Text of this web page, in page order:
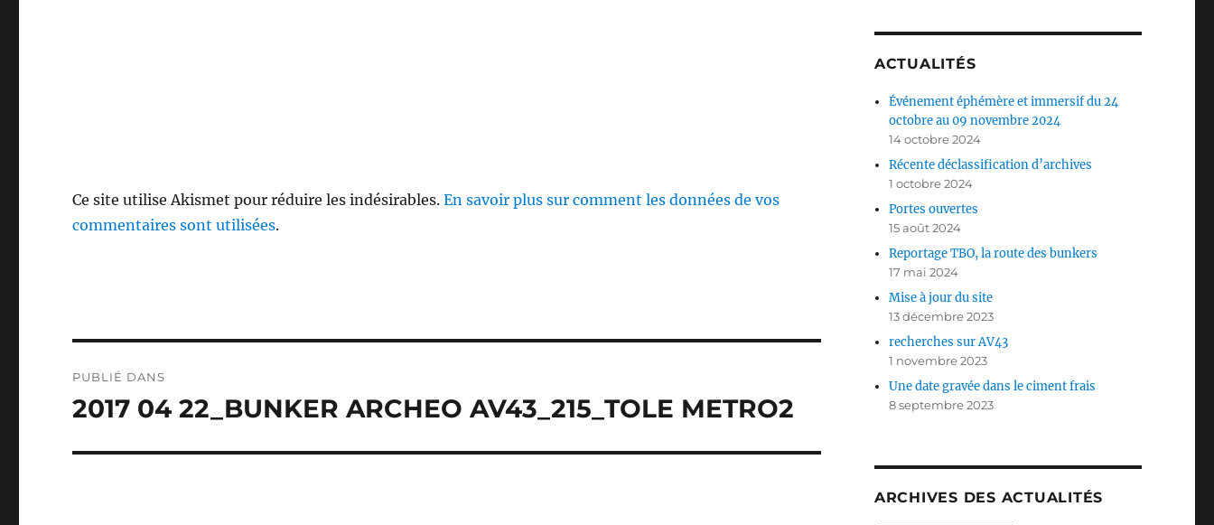
Ce site utilise Akismet pour réduire les indésirables.En savoir plus sur comment les données de vos
commentaires sont utilisées.
de
PUBLIÉ DANS
2017 04 22_BUNKER ARCHEO AV43_215_TOLE METRO2
ACTUALITÉS
Événement éphémère et immersif du 24
octobre au 09 novembre 2024
14 octobre 2024
Récente déclassification d’archives
1 octobre 2024
Portes ouvertes
15 août 2024
Reportage TBO, la route des bunkers
17 mai 2024
Mise à jour du site
13 décembre 2023
recherches sur AV43
1 novembre 2023
Une date gravée dans le ciment frais
8 septembre 2023
ARCHIVES DES ACTUALITÉS